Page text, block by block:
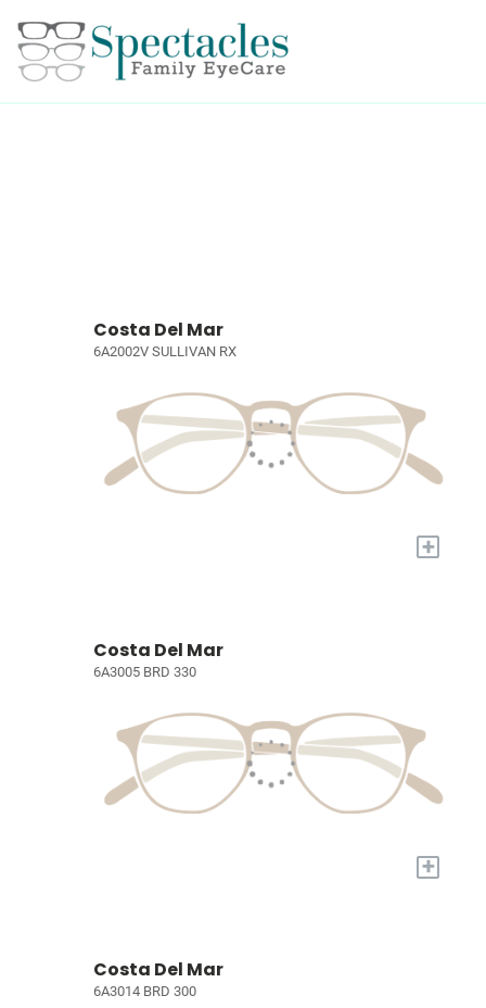
Costa Del Mar
6A2002V SULLIVAN RX
+
Costa Del Mar
6A3005 BRD 330
+
Costa Del Mar
6A3014 BRD 300